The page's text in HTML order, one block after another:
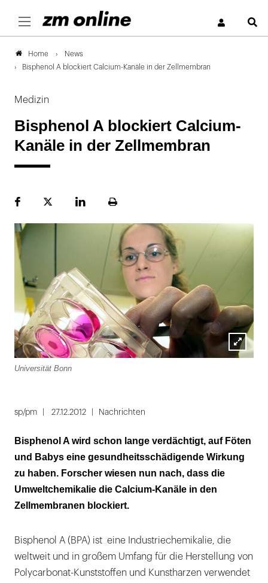
Home
News
Bisphenol A blockiert Calcium-Kanäle in der Zellmembran
Medizin
Bisphenol A blockiert Calcium-
Kanäle in der Zellmembran
FacebookPlattformLinekdInSeite
Lightbox
Universität Bonn
sp/pm 27.12.2012 Nachrichten
Bisphenol A wird schon lange verdächtigt, auf Föten
und Babys eine gesundheitsschädigende Wirkung
zu haben. Forscher wiesen nun nach, dass die
Umweltchemikalie die Calcium-Kanäle in den
Zellmembranen blockiert.
Bisphenol A (BPA) ist eine Industriechemikalie, die
weltweit und in großem Umfang für die Herstellung von
Polycarbonat-Kunststoffen und Kunstharzen verwendet